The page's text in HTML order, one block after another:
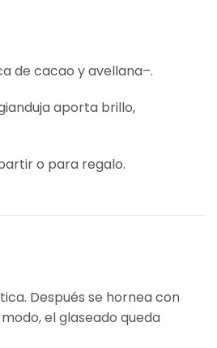
de cacao y avellana–.
aporta brillo,
o para regalo.
Después se hornea con
el glaseado queda